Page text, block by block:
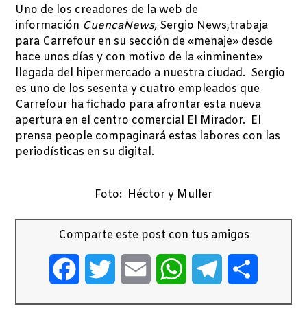
Uno de los creadores de la web de
información CuencaNews, Sergio News,trabaja
para Carrefour en su sección de «menaje» desde
hace unos días y con motivo de la «inminente»
llegada del hipermercado a nuestra ciudad. Sergio
es uno de los sesenta y cuatro empleados que
Carrefour ha fichado para afrontar esta nueva
apertura en el centro comercial El Mirador. El
prensa people compaginará estas labores con las
periodísticas en su digital.
Foto: Héctor y Muller
Comparte este post con tus amigos
FacebookTwitter Email WhatsAppTelegram